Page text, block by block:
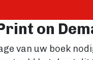
on
van uw boek